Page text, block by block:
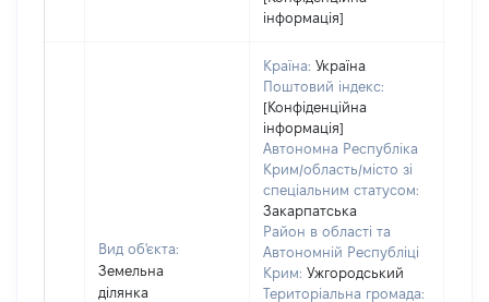
інформація]
Вид об'єкта:
Земельна
ділянка
Країна: Україна
Поштовий індекс:
[Конфіденційна
інформація]
Автономна Республіка
Крим/область/місто зі
спеціальним статусом:
Закарпатська
Район в області та
Автономній Республіці
Крим: Ужгородський
Територіальна громада: